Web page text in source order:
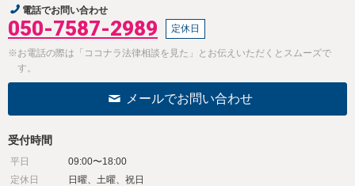
電話でお問い合わせ
050-7587-2989 定休日
※お電話の際は「ココナラ法律相談を見た」とお伝えいただくとスムーズで
す。
メールでお問い合わせ
受付時間
平日
09:00〜18:00
定休日
日曜、土曜、祝日